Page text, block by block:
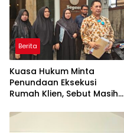
Berita
Kuasa Hukum Minta
Penundaan Eksekusi
Rumah Klien, Sebut Masih
Hukum yang Berjalan